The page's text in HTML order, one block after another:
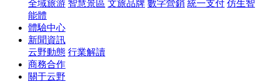
全域旅游 智慧景區 文旅品牌 數字營銷 統一支付 仿生智
能體
體驗中心
新聞資訊
云野動態 行業解讀
商務合作
關于云野